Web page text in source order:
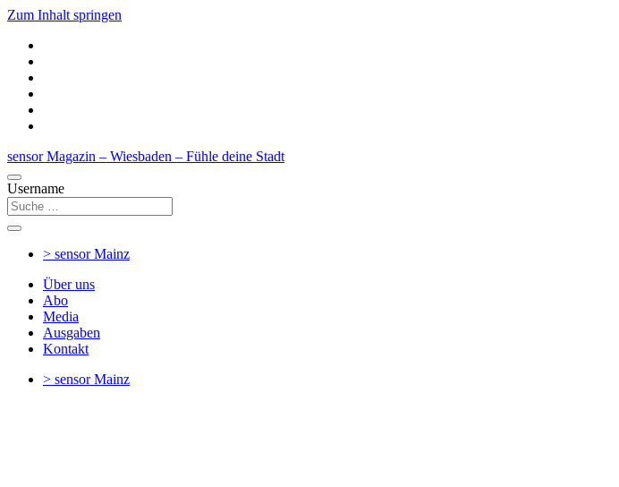
Zum Inhalt springen
sensor Magazin – Wiesbaden – Fühle deine Stadt
Username
> sensorMainz
Über uns
Abo
Media
Ausgaben
Kontakt
> sensorMainz